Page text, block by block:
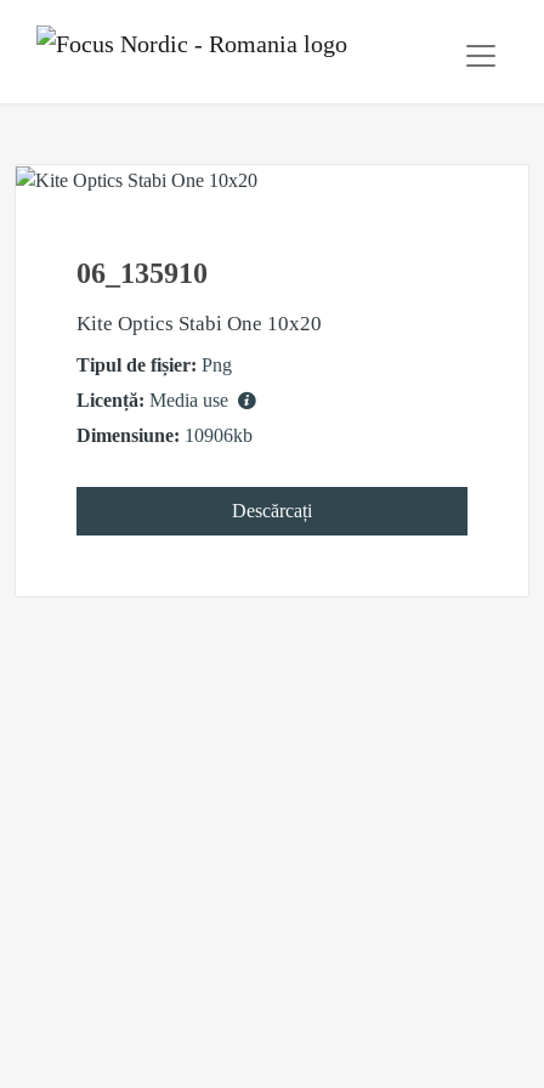
06_135910
Kite Optics Stabi One 10x20
Tipul de fișier: Png
Licență: Media use
Dimensiune: 10906kb
Descărcați